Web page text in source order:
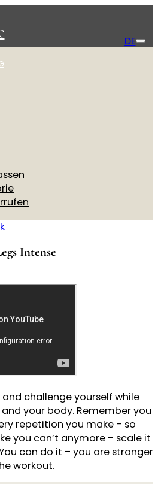
DE
Intense
challenge yourself while
your body. Remember you
repetition you make – so
you can’t anymore – scale it
can do it – you are stronger
workout.